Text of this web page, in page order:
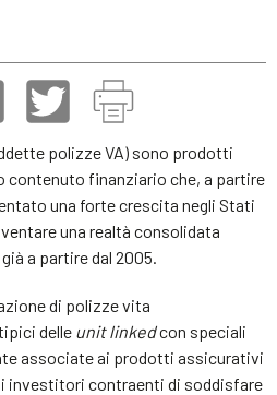
polizze VA) sono prodotti
contenuto finanziario che, a partire
una forte crescita negli Stati
una realtà consolidata
a partire dal 2005.
di polizze vita
delle unitlinkedcon speciali
associate ai prodotti assicurativi
investitori contraenti di soddisfare